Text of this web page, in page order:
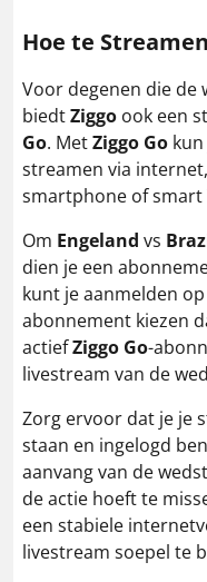
Hoe te
Voor degenen die de
biedtZiggo ook een
Go. MetZiggo Go
streamen via
smartphone of smart
Om Engeland vs
dien je een
kunt je aanmelden
abonnement kiezen
actiefZiggo Go-
livestream van de
Zorg ervoor dat je je
staan en ingelogd
aanvang van de
de actie hoeft te
een stabiele
livestream soepel te